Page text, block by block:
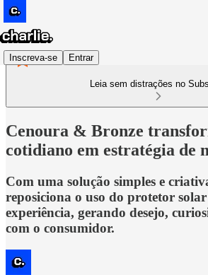
Inscreva-se Entrar
Leia sem distrações no
Cenoura & Bronze
cotidiano em estratégia de
Com uma solução simples e
reposiciona o uso do protetor
experiência, gerando desejo,
com o consumidor.